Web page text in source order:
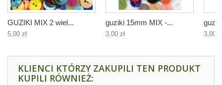
GUZIKI MIX 2 wiel...
5,00 zł
guziki 15mm MIX -...
3,00 zł 3,00
KLIENCI KTÓRZY ZAKUPILI TEN PRODUKT
KUPILI RÓWNIEŻ: